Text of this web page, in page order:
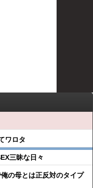
ワロタ
三昧な日々
の母とは正反対のタイプ